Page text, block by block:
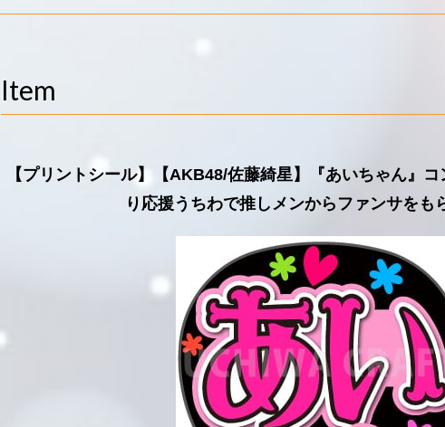
Item
【プリントシール】【AKB48/佐藤綺星】『あいちゃん』
り応援うちわで推しメンからファンサをも